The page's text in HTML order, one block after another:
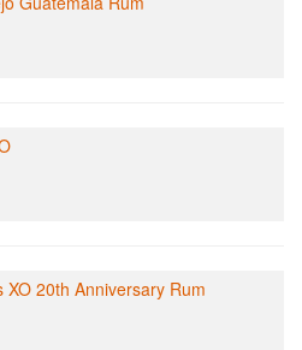
XO 20th Anniversary Rum